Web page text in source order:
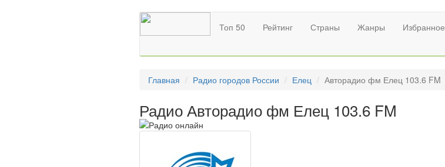
Топ 50 Рейтинг Страны Жанры Избранное
Главная Радио городов России Елец Авторадио фм Елец 103.6 FM
Радио Авторадио фм Елец 103.6 FM